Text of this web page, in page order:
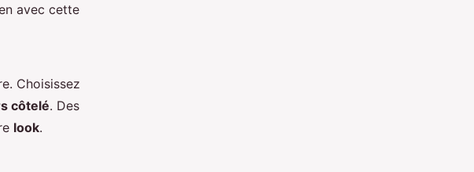
avec cette
Choisissez
côtelé. Des
look.